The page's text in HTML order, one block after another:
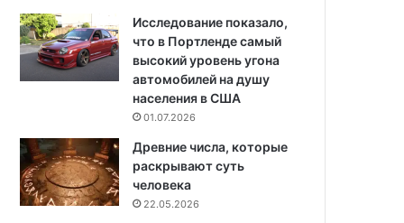
Исследование показало,
что в Портленде самый
высокий уровень угона
автомобилей на душу
населения в США
01.07.2026
Древние числа, которые
раскрывают суть
человека
22.05.2026